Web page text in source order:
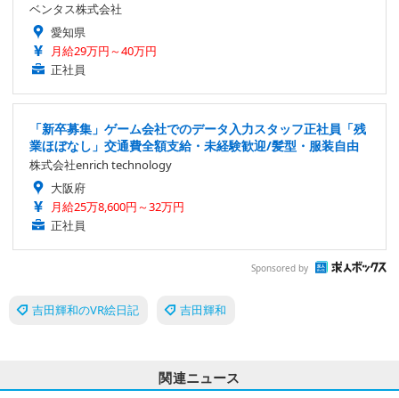
ベンタス株式会社
愛知県
月給29万円～40万円
正社員
「新卒募集」ゲーム会社でのデータ入力スタッフ正社員「残
業ほぼなし」交通費全額支給・未経験歓迎/髪型・服装自由
株式会社enrich technology
大阪府
月給25万8,600円～32万円
正社員
Sponsored by
吉田輝和のVR絵日記 吉田輝和
関連ニュース